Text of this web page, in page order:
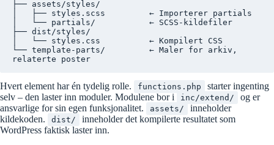
├── assets/styles/
│   ├── styles.scss         ← Importerer partials
│   └── partials/           ← SCSS-kildefiler
├── dist/styles/
│   └── styles.css          ← Kompilert CSS
└── template-parts/         ← Maler for arkiv,
Hvert element har én tydelig rolle. functions.php
starter ingenting
selv – den laster inn moduler. Modulene bor i
inc/extend/
og er
ansvarlige for sin egen funksjonalitet.
assets/
inneholder
kildekoden.
dist/
inneholder det kompilerte resultatet som
WordPress faktisk laster inn.